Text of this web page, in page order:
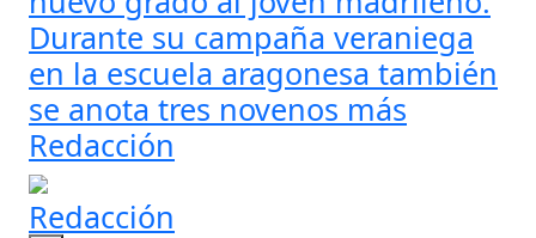
Durante su campaña veraniega
en la escuela aragonesa también
se anota tres novenos más
Redacción
Redacción